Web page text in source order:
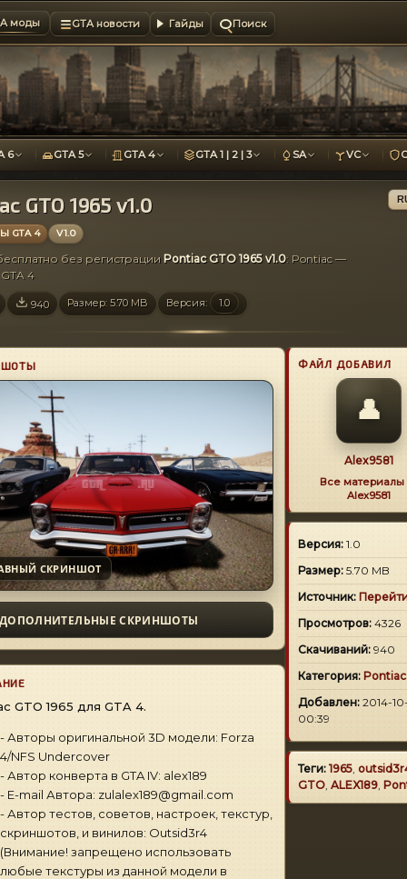
моды GTA новости Гайды Поиск
6 GTA 5 GTA 4 GTA 1 | 2 | 3 SA VC
GTO 1965 v1.0
GTA 4 V1.0
без регистрации Pontiac GTO 1965 v1.0: Pontiac —
4
940 Размер: 5.70 MB Версия: 1.0
СКРИНШОТ
ДОПОЛНИТЕЛЬНЫЕ СКРИНШОТЫ
GTO 1965 для GTA 4.
- Авторы оригинальной 3D модели: Forza
4/NFS Undercover
- Автор конверта в GTA IV: alex189
- E-mail Автора: zulalex189@gmail.com
- Автор тестов, советов, настроек, текстур,
скриншотов, и винилов: Outsid3r4
(Внимание! запрещено использовать
любые текстуры из данной модели в
ФАЙЛ ДОБАВИЛ
👤
Alex9581
Все материалы
Alex9581
Версия: 1.0
Размер: 5.70 MB
Источник:
Просмотров: 4326
Скачиваний: 940
Категория: Pontiac
Добавлен: 2014-
00:39
Теги: 1965,
GTO, ALEX189,